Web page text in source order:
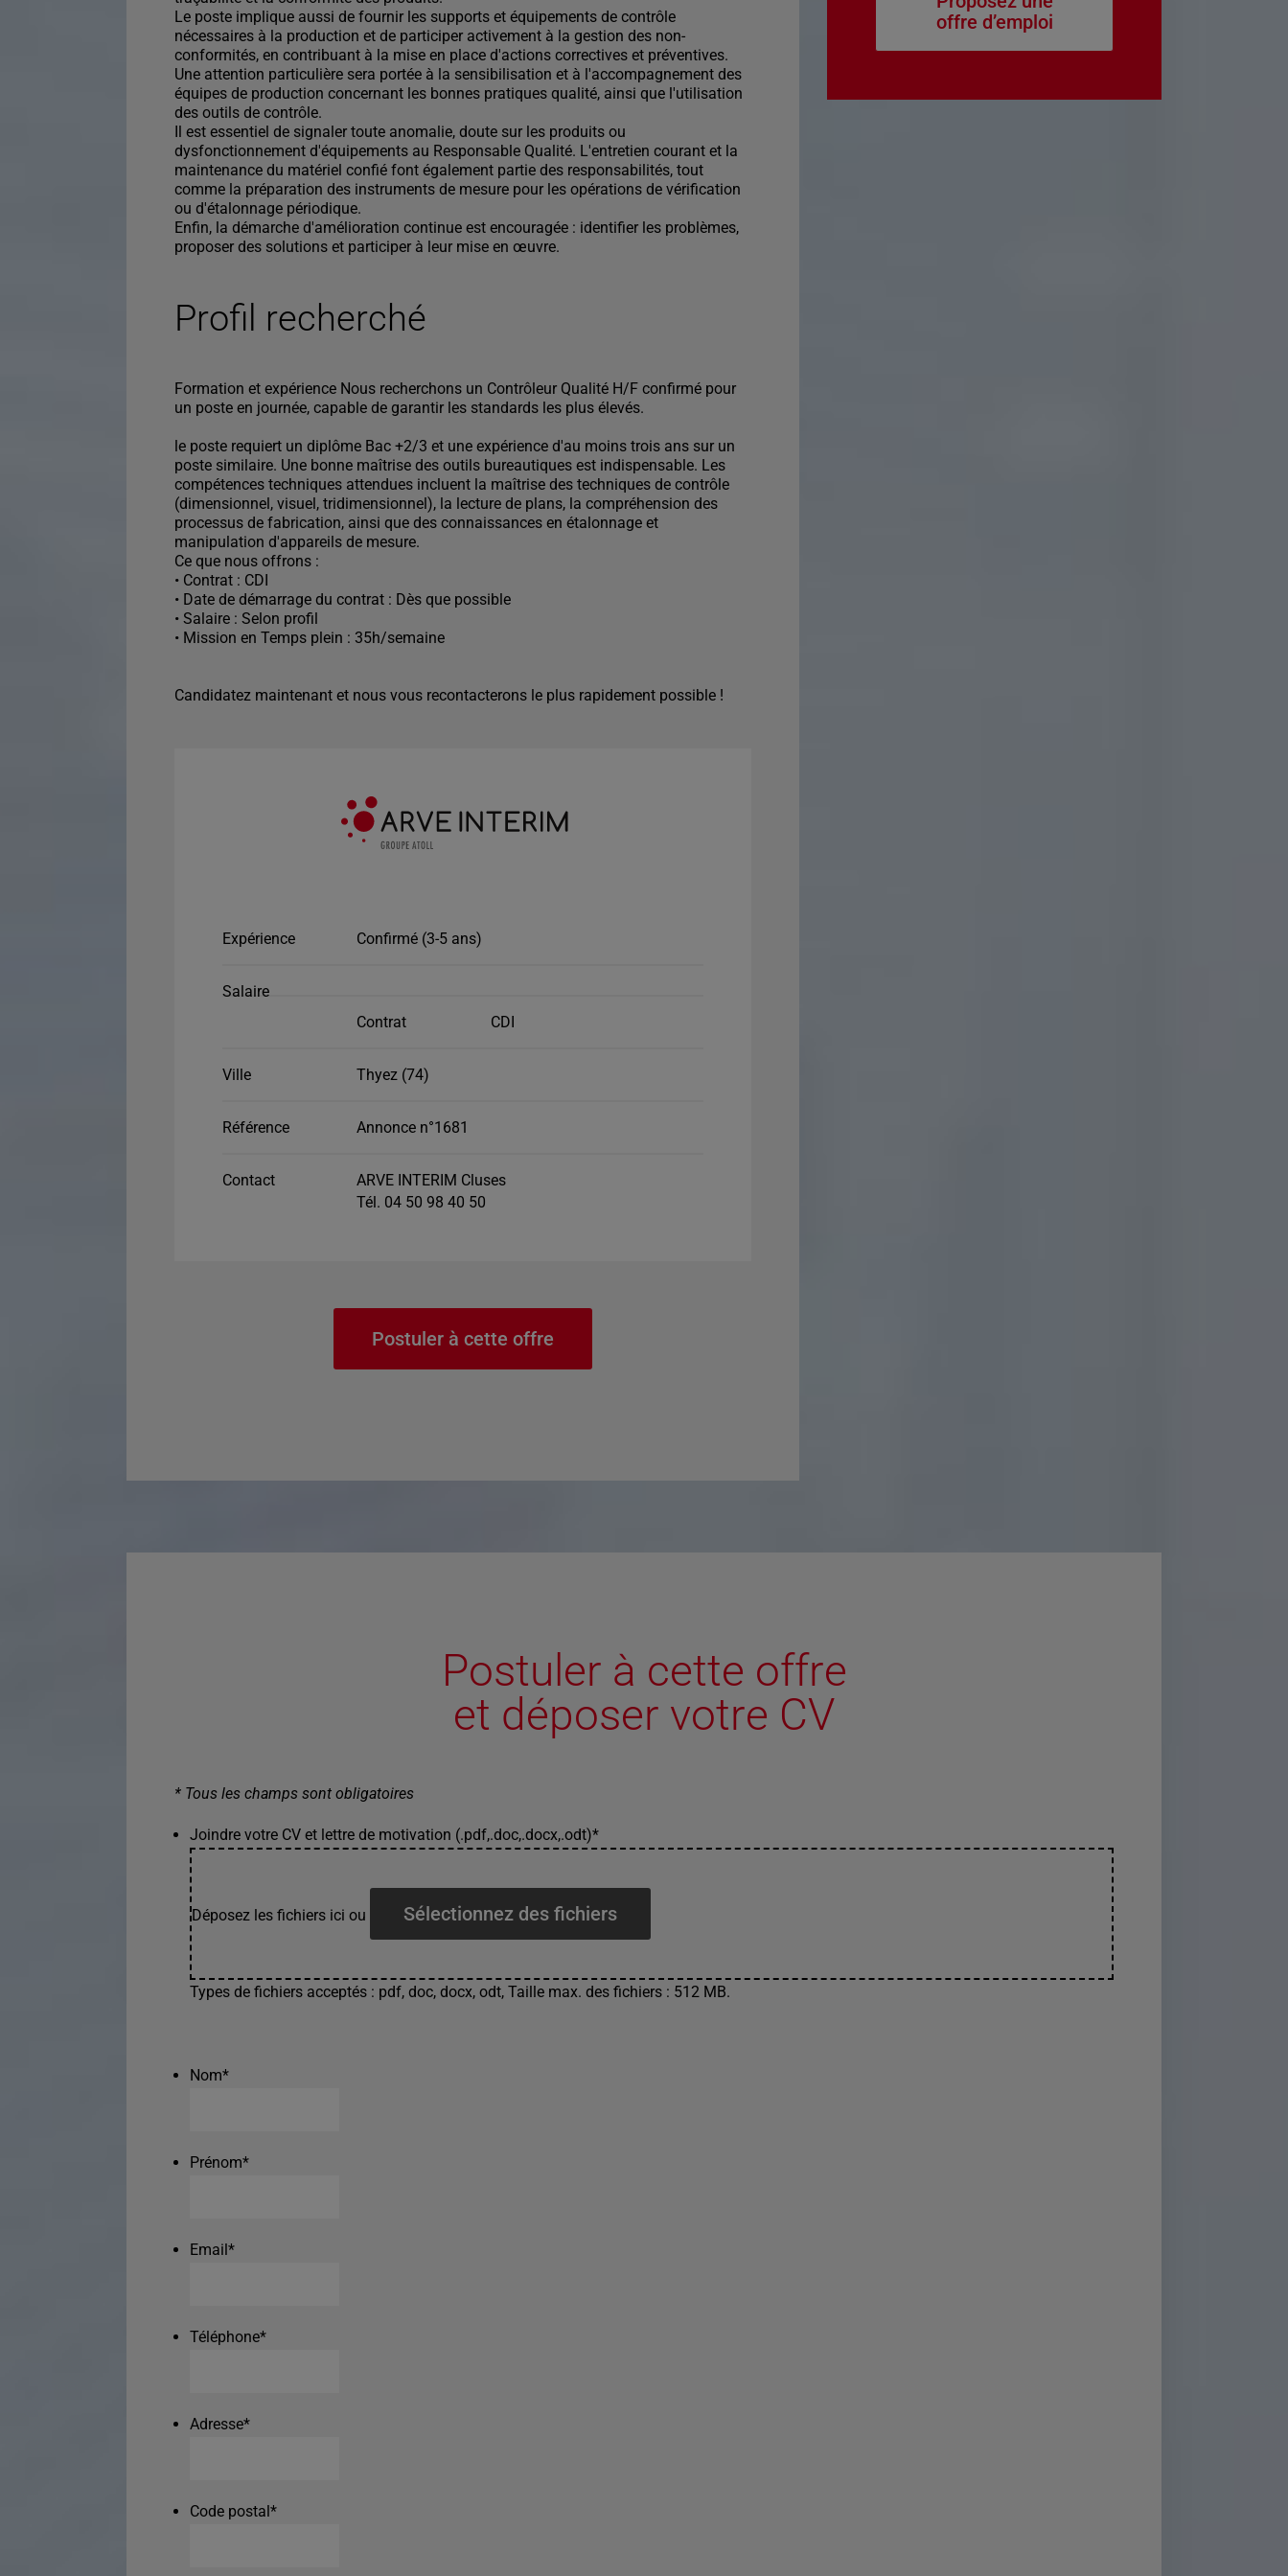
Le poste implique aussi de fournir les supports et équipements de contrôle
nécessaires à la production et de participer activement à la gestion des non-
conformités, en contribuant à la mise en place d'actions correctives et préventives.
Une attention particulière sera portée à la sensibilisation et à l'accompagnement des
équipes de production concernant les bonnes pratiques qualité, ainsi que l'utilisation
des outils de contrôle.
Il est essentiel de signaler toute anomalie, doute sur les produits ou
dysfonctionnement d'équipements au Responsable Qualité. L'entretien courant et la
maintenance du matériel confié font également partie des responsabilités, tout
comme la préparation des instruments de mesure pour les opérations de vérification
ou d'étalonnage périodique.
Enfin, la démarche d'amélioration continue est encouragée : identifier les problèmes,
proposer des solutions et participer à leur mise en œuvre.
Profil recherché
Formation et expérience Nous recherchons un Contrôleur Qualité H/F confirmé pour
un poste en journée, capable de garantir les standards les plus élevés.
le poste requiert un diplôme Bac +2/3 et une expérience d'au moins trois ans sur un
poste similaire. Une bonne maîtrise des outils bureautiques est indispensable. Les
compétences techniques attendues incluent la maîtrise des techniques de contrôle
(dimensionnel, visuel, tridimensionnel), la lecture de plans, la compréhension des
processus de fabrication, ainsi que des connaissances en étalonnage et
manipulation d'appareils de mesure.
Ce que nous offrons :
• Contrat : CDI
• Date de démarrage du contrat : Dès que possible
• Salaire : Selon profil
• Mission en Temps plein : 35h/semaine
Candidatez maintenant et nous vous recontacterons le plus rapidement possible !
Expérience Confirmé (3-5 ans)
Salaire
Contrat
CDI
Ville Thyez (74)
Référence Annonce n°1681
Contact
ARVE INTERIM Cluses
Tél. 04 50 98 40 50
Postuler à cette offre
offre d’emploi
Postuler à cette offre
et déposer votre CV
* Tous les champs sont obligatoires
Joindre votre CV et lettre de motivation (.pdf,.doc,.docx,.odt)*
Déposez les fichiers ici ou Sélectionnez des fichiers
Types de fichiers acceptés : pdf, doc, docx, odt, Taille max. des fichiers : 512 MB.
Nom*
Prénom*
Email*
Téléphone*
Adresse*
Code postal*